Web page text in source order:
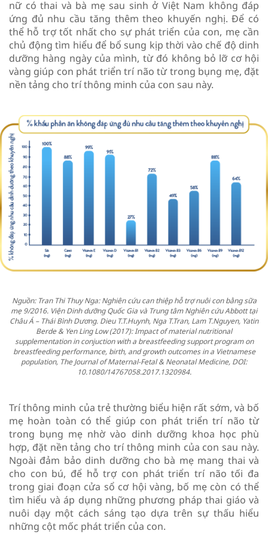
nữ có thai và bà mẹ sau sinh ở Việt Nam không đáp
ứng đủ nhu cầu tăng thêm theo khuyến nghị. Để có
thể hỗ trợ tốt nhất cho sự phát triển của con, mẹ cần
chủ động tìm hiểu để bổ sung kịp thời vào chế độ dinh
dưỡng hàng ngày của mình, từ đó không bỏ lỡ cơ hội
vàng giúp con phát triển trí não từ trong bụng mẹ, đặt
nền tảng cho trí thông minh của con sau này.
Nguồn: Tran Thi Thuy Nga: Nghiên cứu can thiệp hỗ trợ nuôi con bằng sữa
mẹ 9/2016. Viện Dinh dưỡng Quốc Gia và Trung tâm Nghiên cứu Abbott tại
Châu Á – Thái Bình Dương. Dieu T.T.Huynh, Nga T.Tran, Lam T.Nguyen, Yatin
Berde & Yen Ling Low (2017): Impact of material nutritional
supplementation in conjuction with a breastfeeding support program on
breastfeeding performance, birth, and growth outcomes in a Vietnamese
population, The Journal of Maternal-Fetal & Neonatal Medicine, DOI:
10.1080/14767058.2017.1320984.
Trí thông minh của trẻ thường biểu hiện rất sớm, và bố
mẹ hoàn toàn có thể giúp con phát triển trí não từ
trong bụng mẹ nhờ vào dinh dưỡng khoa học phù
hợp, đặt nền tảng cho trí thông minh của con sau này.
Ngoài đảm bảo dinh dưỡng cho bà mẹ mang thai và
cho con bú, để hỗ trợ con phát triển trí não tối đa
trong giai đoạn cửa sổ cơ hội vàng, bố mẹ còn có thể
tìm hiểu và áp dụng những phương pháp thai giáo và
nuôi dạy một cách sáng tạo dựa trên sự thấu hiểu
những cột mốc phát triển của con.